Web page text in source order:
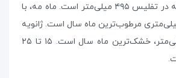
میانگین بارش سالانه در تفلیس ۴۹۵ میلی‌متر است. ماه مه، با
بارش ۷۷ میلی‌متری مرطوب‌ترین ماه سال است. ژانویه
با میانگین ۱۸/۹ میلی‌متر، خشک‌ترین ماه سال است. ۱۵ تا ۲۵